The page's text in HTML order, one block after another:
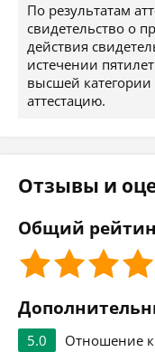
По результатам
свидетельство о
действия
истечении
высшей категории
аттестацию.
Отзывы и
Общий
5.0
Отношение